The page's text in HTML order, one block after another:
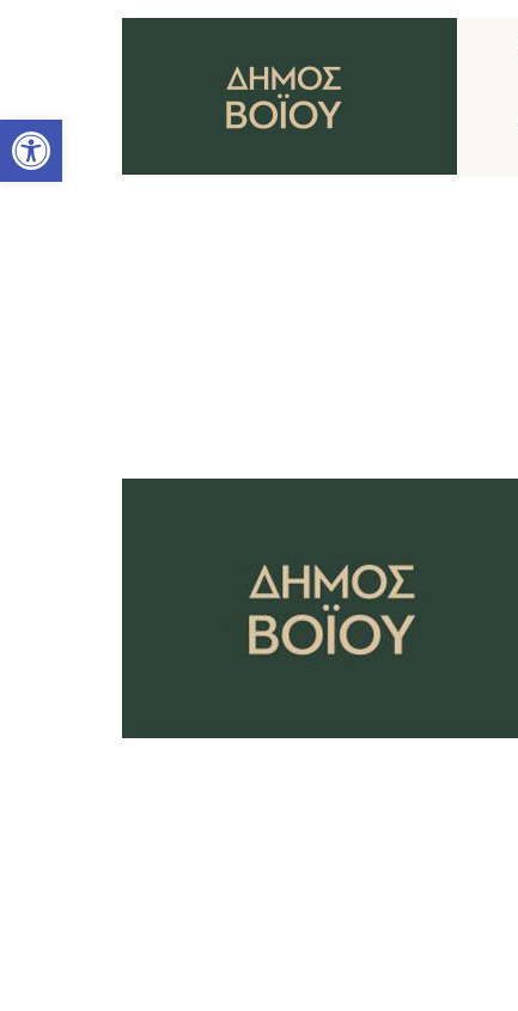
Ανοίξτε τη γραμμή εργαλείων